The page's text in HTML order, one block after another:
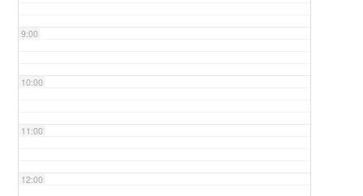
9:00
10:00
11:00
12:00